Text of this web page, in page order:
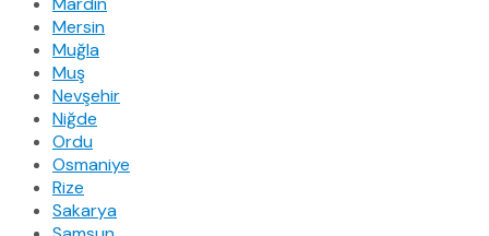
Mersin
Muğla
Muş
Nevşehir
Niğde
Ordu
Osmaniye
Rize
Sakarya